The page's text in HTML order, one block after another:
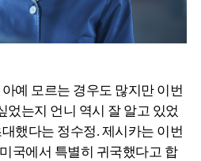
예 모르는 경우도 많지만 이번
었는지 언니 역시 잘 알고 있었
했다는 정수정. 제시카는 이번
국에서 특별히 귀국했다고 합